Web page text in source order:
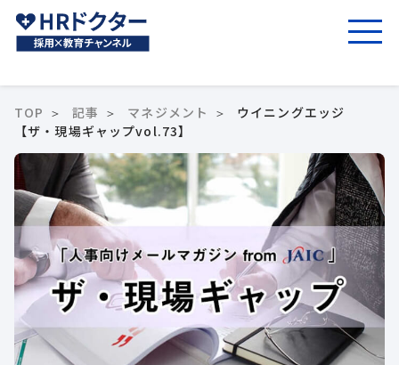
TOP 記事 マネジメント
ウイニングエッジ
【ザ・現場ギャップvol.73】